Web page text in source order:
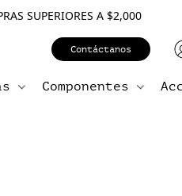
SUPERIORES A $2,000
Contáctanos
Componentes